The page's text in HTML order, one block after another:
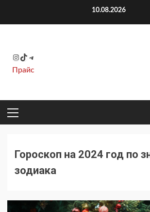
10.08.2026
Instagram
TikTok
Telegram
Прайс
ОСНОВНОЕ
МЕНЮ
Гороскоп на 2024 год по
зодиака